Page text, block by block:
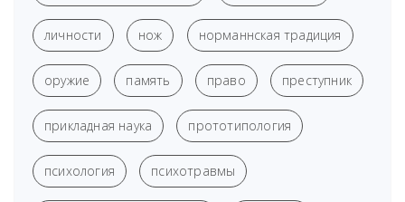
личности нож норманнская традиция
оружие память право преступник
прикладная наука прототипология
психология психотравмы